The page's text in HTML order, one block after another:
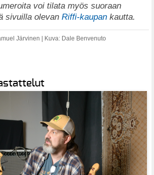
voi tilata myös suoraan
sivuilla olevan Riffi-kaupan kautta.
Järvinen | Kuva: Dale Benvenuto